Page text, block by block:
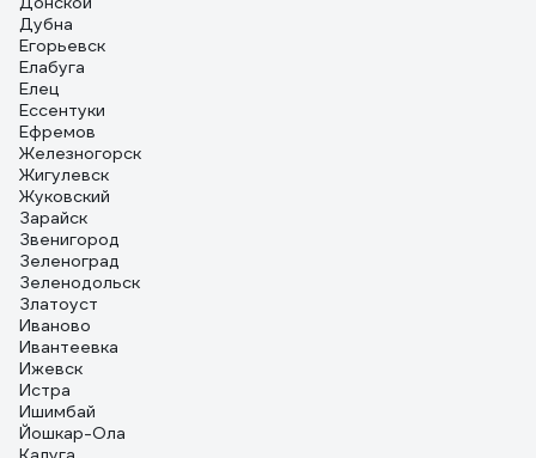
Дубна
Егорьевск
Елабуга
Елец
Ессентуки
Ефремов
Железногорск
Жигулевск
Жуковский
Зарайск
Звенигород
Зеленоград
Зеленодольск
Златоуст
Иваново
Ивантеевка
Ижевск
Истра
Ишимбай
Йошкар-Ола